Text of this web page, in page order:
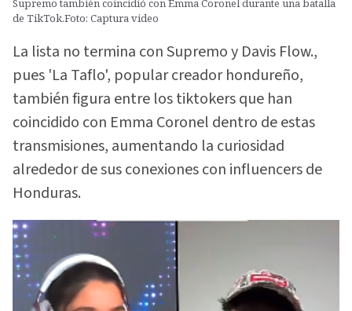
Supremo también coincidió con Emma Coronel durante una batalla
de TikTok.Foto: Captura video
La lista no termina con Supremo y Davis Flow.,
pues 'La Taflo', popular creador hondureño,
también figura entre los tiktokers que han
coincidido con Emma Coronel dentro de estas
transmisiones, aumentando la curiosidad
alrededor de sus conexiones con influencers de
Honduras.